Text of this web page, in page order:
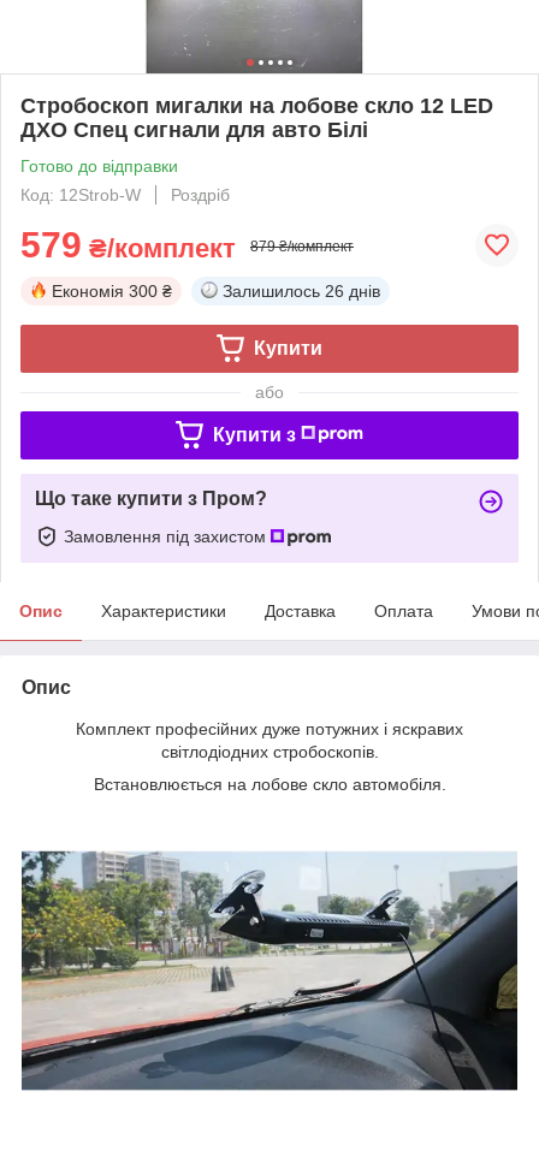
Стробоскоп мигалки на лобове скло 12 LED
ДХО Спец сигнали для авто Білі
Готово до відправки
Код: 12Strob-W
Роздріб
579 ₴/комплект 879 ₴/комплект
Економія 300 ₴ Залишилось 26 днів
Купити
або
Купити з
Що таке купити з Пром?
Замовлення під захистом
Опис Характеристики Доставка Оплата Умови
Опис
Комплект професійних дуже потужних і яскравих
світлодіодних стробоскопів.
Встановлюється на лобове скло автомобіля.